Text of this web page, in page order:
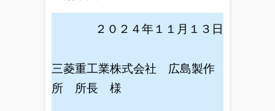
２０２４年１１月１３日
三菱重工業株式会社 広島製作
所 所長 様